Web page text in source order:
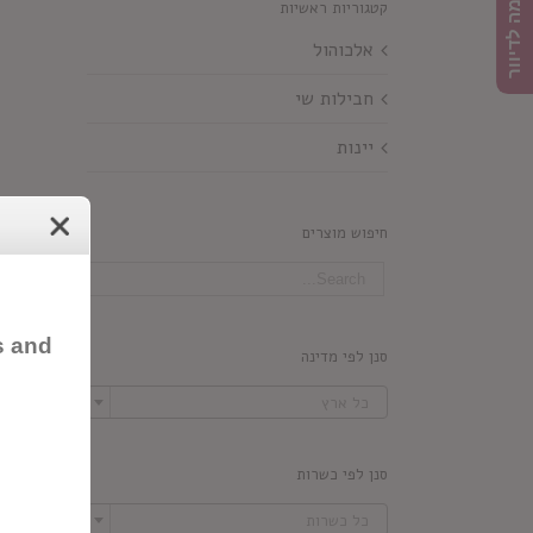
קטגוריות ראשיות
אלכוהול
חבילות שי
יינות
חיפוש מוצרים
סנן לפי מדינה
סנן לפי כשרות
and